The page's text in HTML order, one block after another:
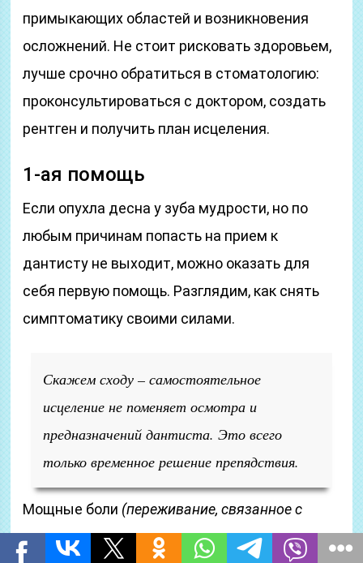
примыкающих областей и возникновения
осложнений. Не стоит рисковать здоровьем,
лучше срочно обратиться в стоматологию:
проконсультироваться с доктором, создать
рентген и получить план исцеления.
1-ая помощь
Если опухла десна у зуба мудрости, но по
любым причинам попасть на прием к
дантисту не выходит, можно оказать для
себя первую помощь. Разглядим, как снять
симптоматику своими силами.
Скажем сходу – самостоятельное
исцеление не поменяет осмотра и
предназначений дантиста. Это всего
только временное решение препядствия.
Мощные боли (переживание, связанное с
истинным или потенциальным повреждением